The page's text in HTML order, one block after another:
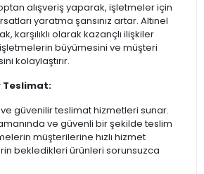
alışveriş yaparak, işletmeler için
yaratma şansınız artar. Altınel
karşılıklı olarak kazançlı ilişkiler
büyümesini ve müşteri
kolaylaştırır.
Teslimat:
ve güvenilir teslimat hizmetleri sunar.
ve güvenli bir şekilde teslim
müşterilerine hızlı hizmet
bekledikleri ürünleri sorunsuzca